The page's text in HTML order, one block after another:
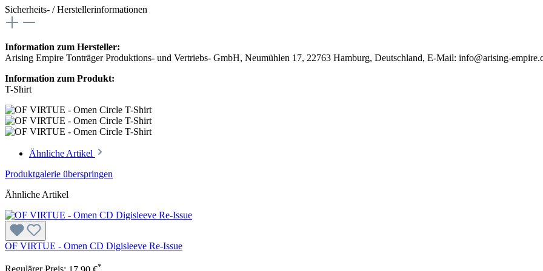
Sicherheits- / Herstellerinformationen
Information zum Hersteller:
Arising Empire Tonträger Produktions- und Vertriebs- GmbH, Neumühlen 17, 22763 Hamburg, Deutschland, E-Mail: info@arising-
Information zum Produkt:
T-Shirt
Ähnliche Artikel
Produktgalerie überspringen
Ähnliche Artikel
OF VIRTUE - Omen CD Digisleeve Re-Issue
*